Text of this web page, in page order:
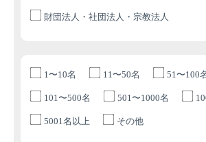
財団法人・社団法人・宗教法人
1〜10名 11〜50名 51〜100
101〜500名 501〜1000名
5001名以上 その他